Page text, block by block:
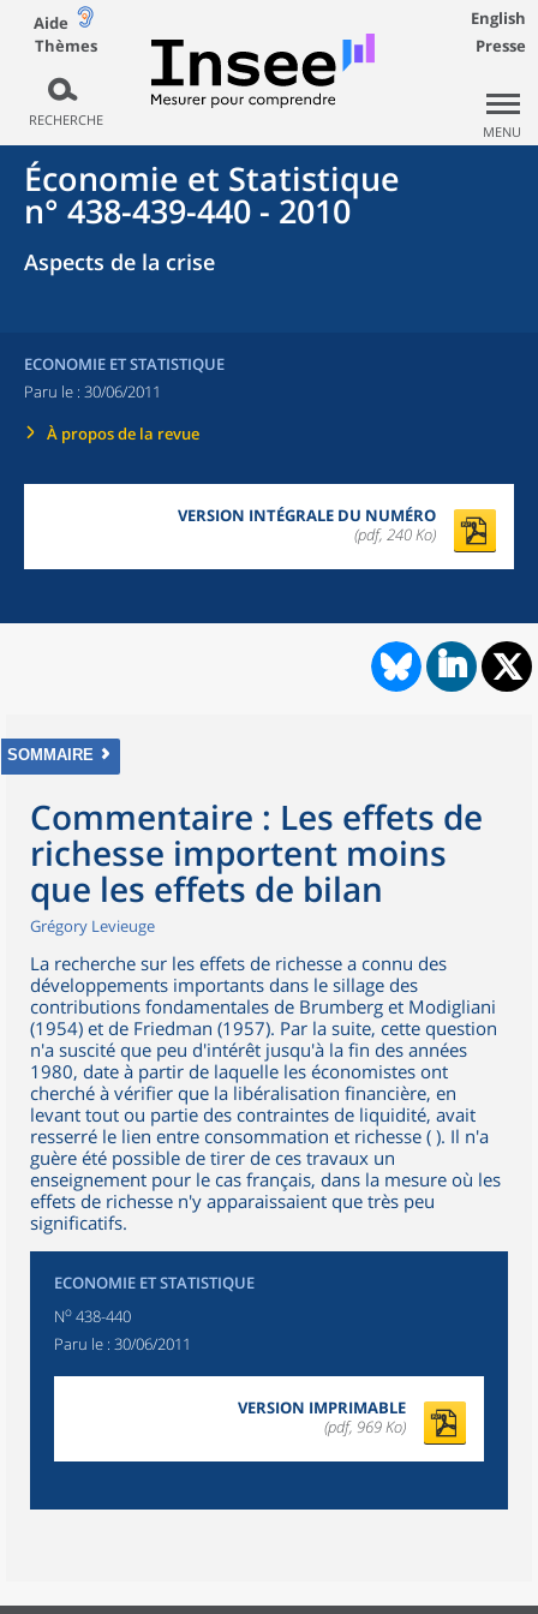
Aide
Thèmes
RECHERCHE
English
Presse
MENU
Économie et Statistique
n° 438-439-440 - 2010
Aspects de la crise
ECONOMIE ET STATISTIQUE
Paru le : 30/06/2011
À propos de la revue
VERSION INTÉGRALE DU NUMÉRO
(pdf, 240 Ko)
SOMMAIRE
Commentaire : Les effets de
richesse importent moins
que les effets de bilan
Grégory Levieuge
La recherche sur les effets de richesse a connu des
développements importants dans le sillage des
contributions fondamentales de Brumberg et Modigliani
(1954) et de Friedman (1957). Par la suite, cette question
n'a suscité que peu d'intérêt jusqu'à la fin des années
1980, date à partir de laquelle les économistes ont
cherché à vérifier que la libéralisation financière, en
levant tout ou partie des contraintes de liquidité, avait
resserré le lien entre consommation et richesse ( ). Il n'a
guère été possible de tirer de ces travaux un
enseignement pour le cas français, dans la mesure où les
effets de richesse n'y apparaissaient que très peu
significatifs.
ECONOMIE ET STATISTIQUE
No 438-440
Paru le : 30/06/2011
VERSION IMPRIMABLE
(pdf, 969 Ko)